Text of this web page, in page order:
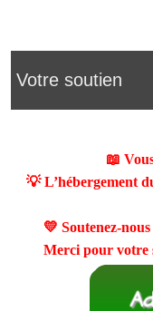
Votre soutien
📖
💡 L’hébergement
💛 Soutenez-
Merci pour votre